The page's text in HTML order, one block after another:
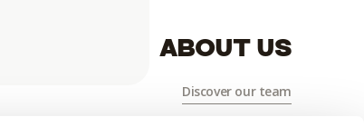
ABOUT US
Discover our team